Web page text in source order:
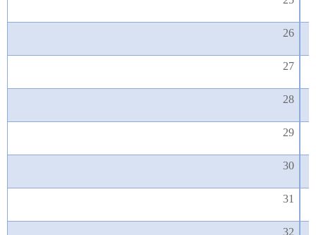
26
27
28
29
30
31
32